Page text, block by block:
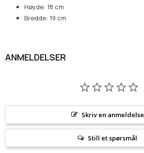
Høyde: 18 cm
Bredde: 19 cm
ANMELDELSER
Skriv en anmeldelse
Still et spørsmål